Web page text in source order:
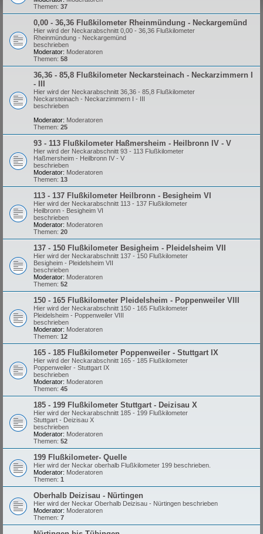
Themen: 37
0,00 - 36,36 Flußkilometer Rheinmündung - Neckargemünd
Hier wird der Neckarabschnitt 0,00 - 36,36 Flußkilometer
Rheinmündung - Neckargemünd
beschrieben
Moderator: Moderatoren
Themen: 58
36,36 - 85,8 Flußkilometer Neckarsteinach - Neckarzimmern I
- III
Hier wird der Neckarabschnitt 36,36 - 85,8 Flußkilometer
Neckarsteinach - Neckarzimmern I - III
beschrieben
Moderator: Moderatoren
Themen: 25
93 - 113 Flußkilometer Haßmersheim - Heilbronn IV - V
Hier wird der Neckarabschnitt 93 - 113 Flußkilometer
Haßmersheim - Heilbronn IV - V
beschrieben
Moderator: Moderatoren
Themen: 13
113 - 137 Flußkilometer Heilbronn - Besigheim VI
Hier wird der Neckarabschnitt 113 - 137 Flußkilometer
Heilbronn - Besigheim VI
beschrieben
Moderator: Moderatoren
Themen: 20
137 - 150 Flußkilometer Besigheim - Pleidelsheim VII
Hier wird der Neckarabschnitt 137 - 150 Flußkilometer
Besigheim - Pleidelsheim VII
beschrieben
Moderator: Moderatoren
Themen: 52
150 - 165 Flußkilometer Pleidelsheim - Poppenweiler VIII
Hier wird der Neckarabschnitt 150 - 165 Flußkilometer
Pleidelsheim - Poppenweiler VIII
beschrieben
Moderator: Moderatoren
Themen: 12
165 - 185 Flußkilometer Poppenweiler - Stuttgart IX
Hier wird der Neckarabschnitt 165 - 185 Flußkilometer
Poppenweiler - Stuttgart IX
beschrieben
Moderator: Moderatoren
Themen: 45
185 - 199 Flußkilometer Stuttgart - Deizisau X
Hier wird der Neckarabschnitt 185 - 199 Flußkilometer
Stuttgart - Deizisau X
beschrieben
Moderator: Moderatoren
Themen: 52
199 Flußkilometer- Quelle
Hier wird der Neckar oberhalb Flußkilometer 199 beschrieben.
Moderator: Moderatoren
Themen: 1
Oberhalb Deizisau - Nürtingen
Hier wird der Neckar Oberhalb Deizisau - Nürtingen beschrieben
Moderator: Moderatoren
Themen: 7